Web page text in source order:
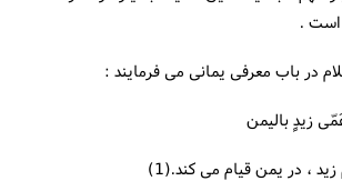
است .
در باب معرفی یمانی می فرمایند :
زیدٍ بالیمن
، در یمن قیام می کند.(1)